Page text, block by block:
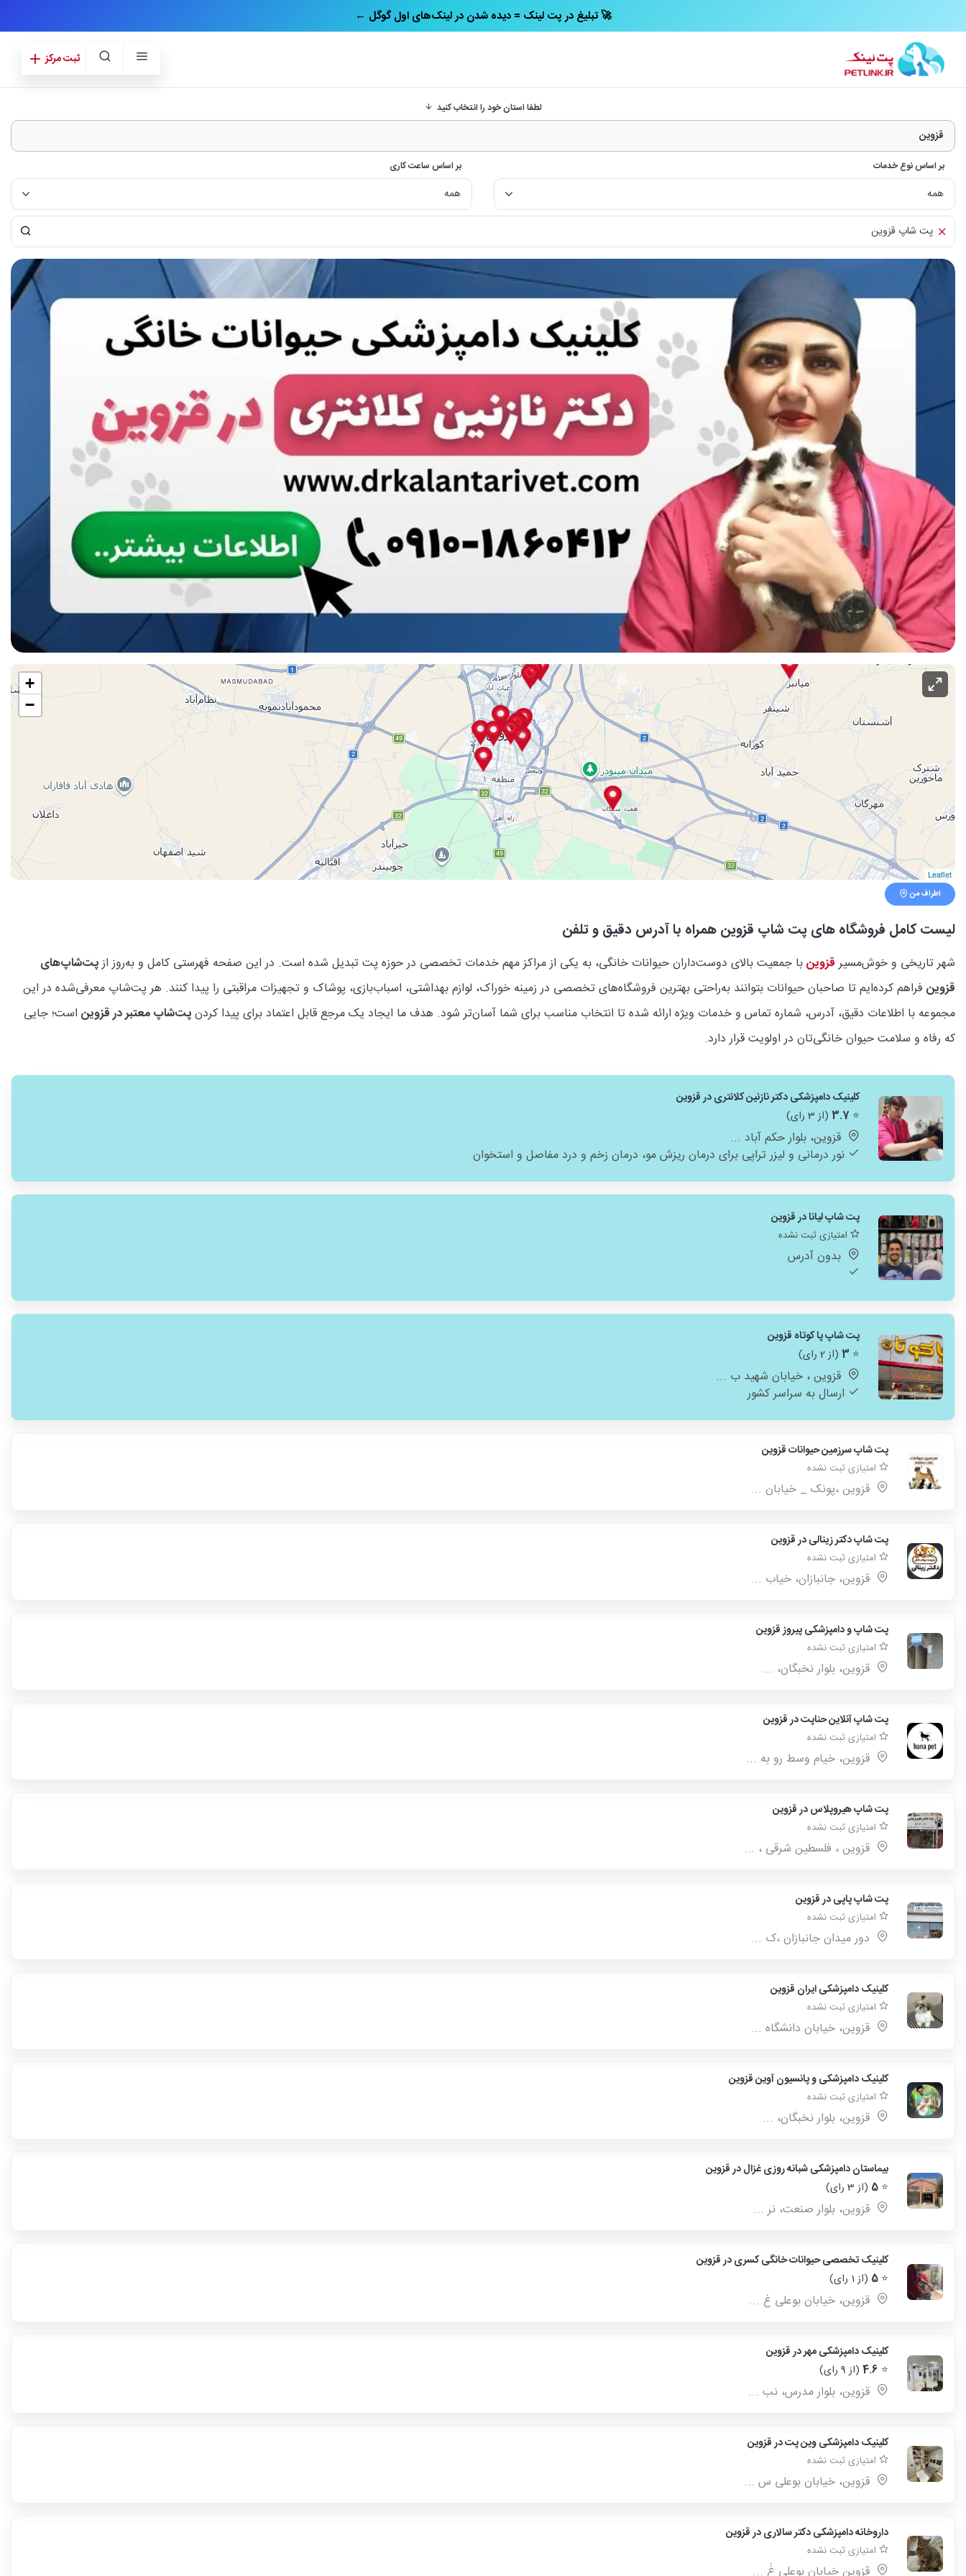
← تبلیغ در پت‌ لینک = دیده شدن در لینک‌های اول گوگل 🚀
ثبت مرکز
لطفا استان خود را انتخاب کنید
بر اساس نوع خدمات بر اساس ساعت کاری
+
−
Leaflet
اطراف من
لیست کامل فروشگاه های پت شاپ قزوین همراه با آدرس دقیق و تلفن
شهر تاریخی و خوش‌مسیرقزوینبا جمعیت بالای دوست‌داران حیوانات خانگی، به یکی از مراکز مهم خدمات تخصصی در حوزه پت تبدیل شده است. در این صفحه فهرستی کامل و به‌روز ازپت‌شاپ‌های
قزوین فراهم کرده‌ایم تا صاحبان حیوانات بتوانند به‌راحتی بهترین فروشگاه‌های تخصصی در زمینه خوراک، لوازم بهداشتی، اسباب‌بازی، پوشاک و تجهیزات مراقبتی را پیدا کنند. هر پت‌شاپ معرفی‌شده در این
مجموعه با اطلاعات دقیق، آدرس، شماره تماس و خدمات ویژه ارائه شده تا انتخاب مناسب برای شما آسان‌تر شود. هدف ما ایجاد یک مرجع قابل اعتماد برای پیدا کردنپت‌شاپ معتبر در قزوین است؛ جایی
که رفاه و سلامت حیوان خانگی‌تان در اولویت قرار دارد.
کلینیک دامپزشکی دکتر نازنین کلانتری در قزوین
⭐
3.7 (از 3 رای)
قزوین، بلوار حکم آباد ...
نور درمانی و لیزر تراپی برای درمان ریزش مو، درمان زخم و درد مفاصل و استخوان
پت شاپ لیانا در قزوین
امتیازی ثبت نشده
بدون آدرس
پت شاپ پا کوتاه قزوین
⭐
3 (از 2 رای)
قزوین ، خیابان شهید ب ...
ارسال به سراسر کشور
پت شاپ سرزمین حیوانات قزوین
امتیازی ثبت نشده
قزوین ،پونک _ خیابان ...
پت شاپ دکتر زینالی در قزوین
امتیازی ثبت نشده
قزوین، جانبازان، خیاب ...
پت شاپ و دامپزشکی پیروز قزوین
امتیازی ثبت نشده
قزوین، بلوار نخبگان، ...
پت شاپ آنلاین حناپت در قزوین
امتیازی ثبت نشده
قزوین، خیام وسط رو به ...
پت شاپ هیروپلاس در قزوین
امتیازی ثبت نشده
قزوین ، فلسطین شرقی ، ...
پت شاپ پاپی در قزوین
امتیازی ثبت نشده
دور میدان جانبازان ،ک ...
کلینیک دامپزشکی ایران قزوین
امتیازی ثبت نشده
قزوین، خیابان دانشگاه ...
کلینیک دامپزشکی و پانسیون آوین قزوین
امتیازی ثبت نشده
قزوین، بلوار نخبگان، ...
بیماستان دامپزشکی شبانه روزی غزال در قزوین
⭐
5 (از 3 رای)
قزوین، بلوار صنعت، نر ...
کلینیک تخصصی حیوانات خانگی کسری در قزوین
⭐
5 (از 1 رای)
قزوین، خیابان بوعلی غ ...
کلینیک دامپزشکی مهر در قزوین
⭐
4.6 (از 9 رای)
قزوین، بلوار مدرس، نب ...
کلینیک دامپزشکی وین پت در قزوین
امتیازی ثبت نشده
قزوین، خیابان بوعلی س ...
داروخانه دامپزشکی دکتر سالاری در قزوین
امتیازی ثبت نشده
قزوین خیابان بوعلی غَ ...